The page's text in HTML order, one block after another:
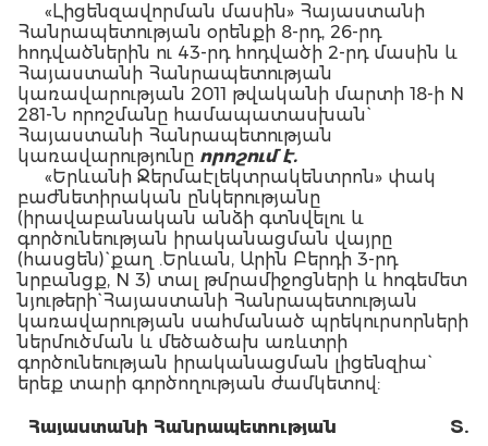
«Լիցենզավորման մասին» Հայաստանի
Հանրապետության օրենքի 8-րդ, 26-րդ
հոդվածներին ու 43-րդ հոդվածի 2-րդ մասին և
Հայաստանի Հանրապետության
կառավարության 2011 թվականի մարտի 18-ի N
281-Ն որոշմանը համապատասխան`
Հայաստանի Հանրապետության
կառավարությունը որոշում է.
«Երևանի Ջերմաէլեկտրակենտրոն» փակ
բաժնետիրական ընկերությանը
(իրավաբանական անձի գտնվելու և
գործունեության իրականացման վայրը
(հասցեն)` քաղ .Երևան, Արին Բերդի 3-րդ
նրբանցք, N 3) տալ թմրամիջոցների և հոգեմետ
նյութերի` Հայաստանի Հանրապետության
կառավարության սահմանած պրեկուրսորների
ներմուծման և մեծածախ առևտրի
գործունեության իրականացման լիցենզիա`
երեք տարի գործողության ժամկետով:
Հայաստանի Հանրապետության
Տ.